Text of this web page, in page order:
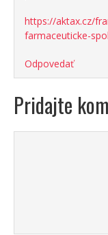
https://aktax.cz/
farmaceuticke-
Odpovedať
Pridajte